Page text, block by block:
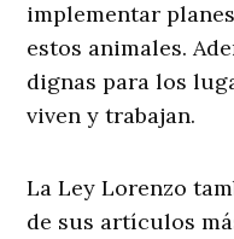
implementar
estos animales.
dignas para los
viven y trabajan.
La Ley Lorenzo
de sus artículos